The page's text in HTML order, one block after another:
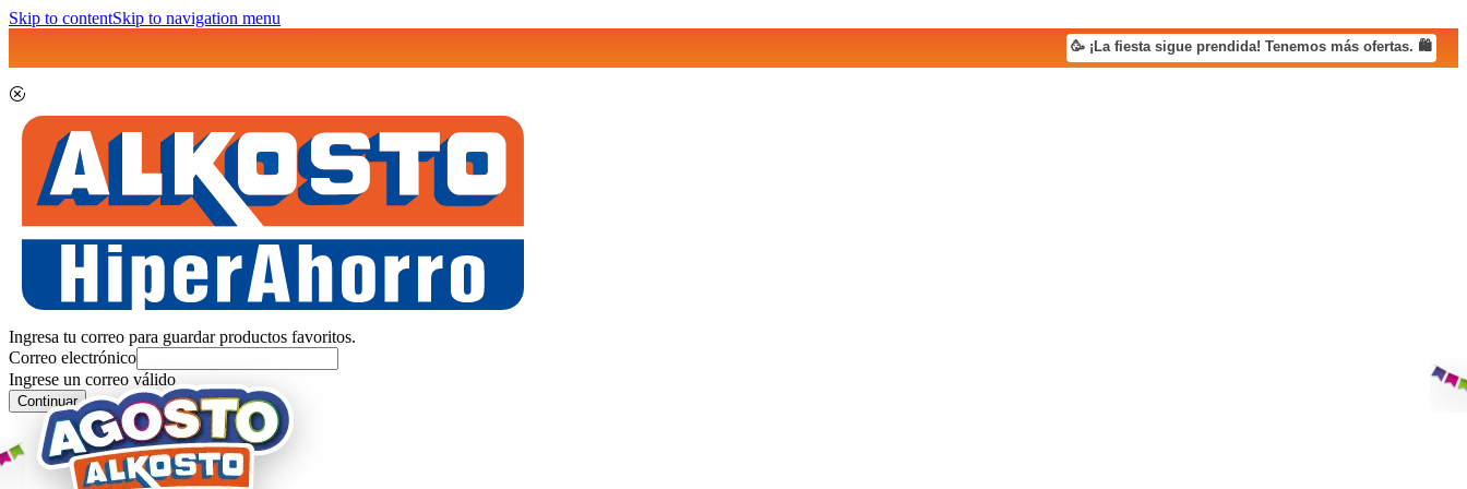
Skip to contentSkip to navigation menu
🥳 ¡La fiesta sigue prendida! Tenemos más ofertas. 🛍️
Ingresa tu correo para guardar productos favoritos.
Correo electrónico
Ingrese un correo válido
Continuar